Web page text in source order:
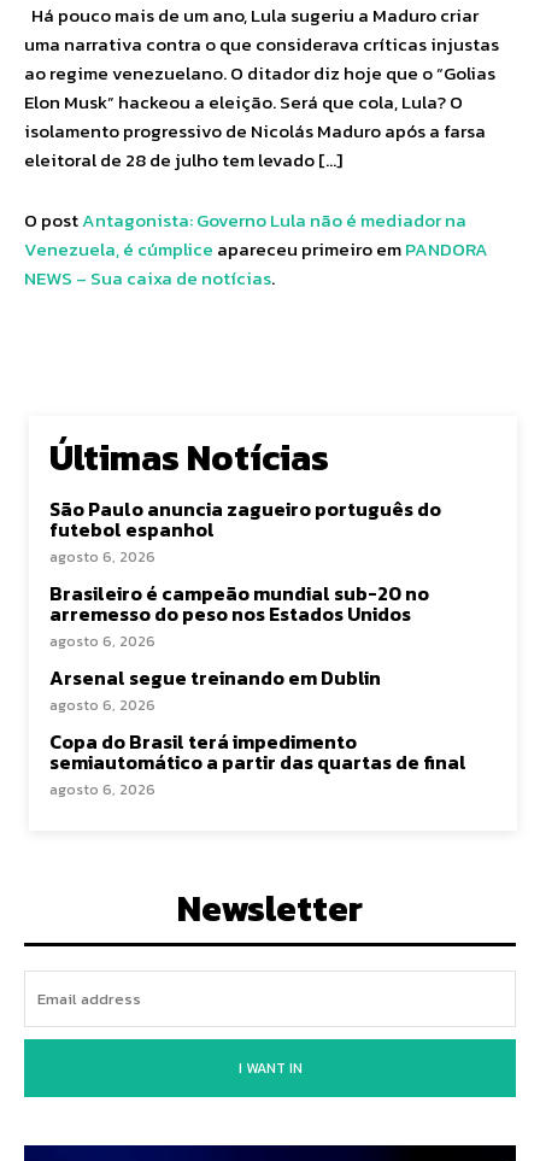
Há pouco mais de um ano, Lula sugeriu a Maduro criar
uma narrativa contra o que considerava críticas injustas
ao regime venezuelano. O ditador diz hoje que o “Golias
Elon Musk” hackeou a eleição. Será que cola, Lula? O
isolamento progressivo de Nicolás Maduro após a farsa
eleitoral de 28 de julho tem levado […]
O postAntagonista: Governo Lula não é mediador na
Venezuela, é cúmplice apareceu primeiro emPANDORA
NEWS – Sua caixa de notícias.
Últimas Notícias
São Paulo anuncia zagueiro português do
futebol espanhol
agosto 6, 2026
Brasileiro é campeão mundial sub-20 no
arremesso do peso nos Estados Unidos
agosto 6, 2026
Arsenal segue treinando em Dublin
agosto 6, 2026
Copa do Brasil terá impedimento
semiautomático a partir das quartas de final
agosto 6, 2026
Newsletter
I WANT IN